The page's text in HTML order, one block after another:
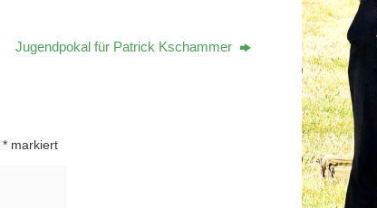
Jugendpokal für Patrick Kschammer
* markiert